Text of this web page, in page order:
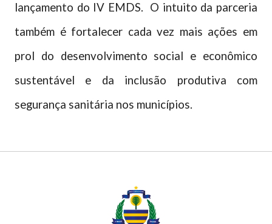
lançamento do IV EMDS. O intuito da parceria
também é fortalecer cada vez mais ações em
prol do desenvolvimento social e econômico
sustentável e da inclusão produtiva com
segurança sanitária nos municípios.